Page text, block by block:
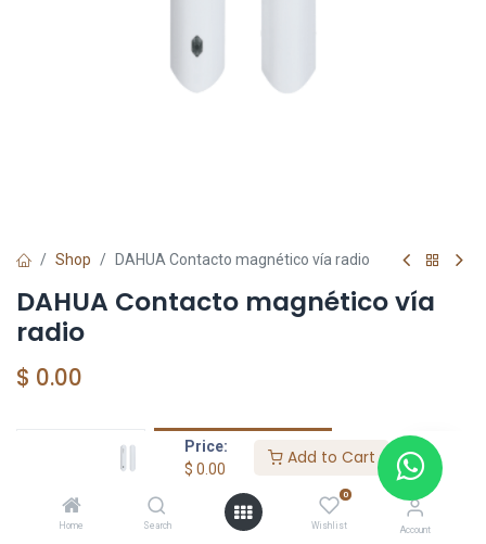
Price:
$ 0.00
Add to Cart
Home Search
0
Wishlist Account
Shop DAHUA Contacto magnético vía radio
DAHUA Contacto magnético vía
radio
$ 0.00
Add to Cart
Agregar a la lista de deseos